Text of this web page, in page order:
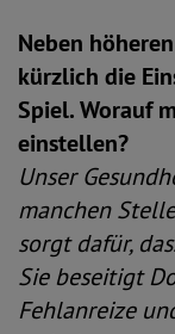
Neben
kürzlich die
Spiel. Worauf
einstellen?
Unser
manchen
sorgt dafür,
Sie beseitigt
Fehlanreize